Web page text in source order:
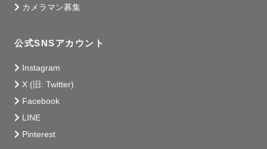
カメラマン募集
公式SNSアカウント
Instagram
X (旧: Twitter)
Facebook
LINE
Pinterest